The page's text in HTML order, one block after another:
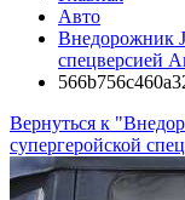
Авто
Внедорожник
спецверсией
Вернуться к
супергеройской